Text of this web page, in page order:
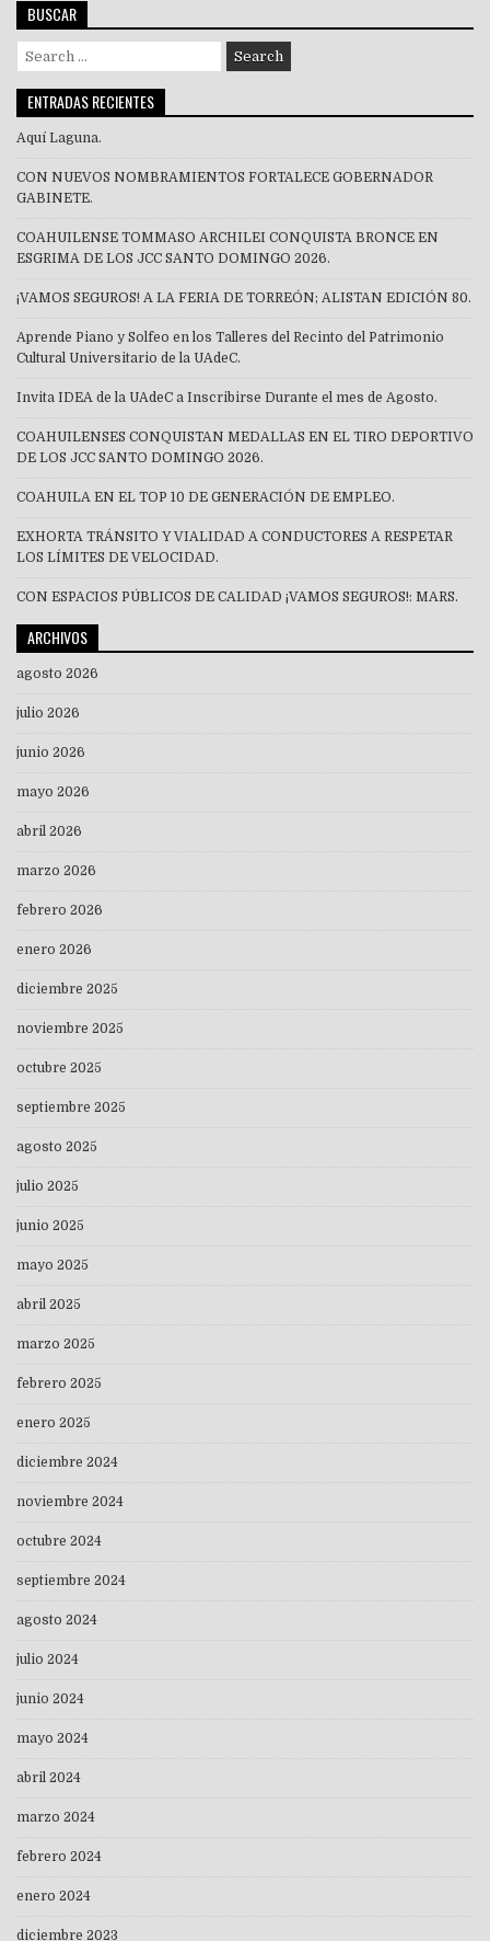
BUSCAR
Search
for:
ENTRADAS RECIENTES
Aquí Laguna.
CON NUEVOS NOMBRAMIENTOS FORTALECE GOBERNADOR
GABINETE.
COAHUILENSE TOMMASO ARCHILEI CONQUISTA BRONCE EN
ESGRIMA DE LOS JCC SANTO DOMINGO 2026.
¡VAMOS SEGUROS! A LA FERIA DE TORREÓN; ALISTAN EDICIÓN 80.
Aprende Piano y Solfeo en los Talleres del Recinto del Patrimonio
Cultural Universitario de la UAdeC.
Invita IDEA de la UAdeC a Inscribirse Durante el mes de Agosto.
COAHUILENSES CONQUISTAN MEDALLAS EN EL TIRO DEPORTIVO
DE LOS JCC SANTO DOMINGO 2026.
COAHUILA EN EL TOP 10 DE GENERACIÓN DE EMPLEO.
EXHORTA TRÁNSITO Y VIALIDAD A CONDUCTORES A RESPETAR
LOS LÍMITES DE VELOCIDAD.
CON ESPACIOS PÚBLICOS DE CALIDAD ¡VAMOS SEGUROS!: MARS.
ARCHIVOS
agosto 2026
julio 2026
junio 2026
mayo 2026
abril 2026
marzo 2026
febrero 2026
enero 2026
diciembre 2025
noviembre 2025
octubre 2025
septiembre 2025
agosto 2025
julio 2025
junio 2025
mayo 2025
abril 2025
marzo 2025
febrero 2025
enero 2025
diciembre 2024
noviembre 2024
octubre 2024
septiembre 2024
agosto 2024
julio 2024
junio 2024
mayo 2024
abril 2024
marzo 2024
febrero 2024
enero 2024
diciembre 2023